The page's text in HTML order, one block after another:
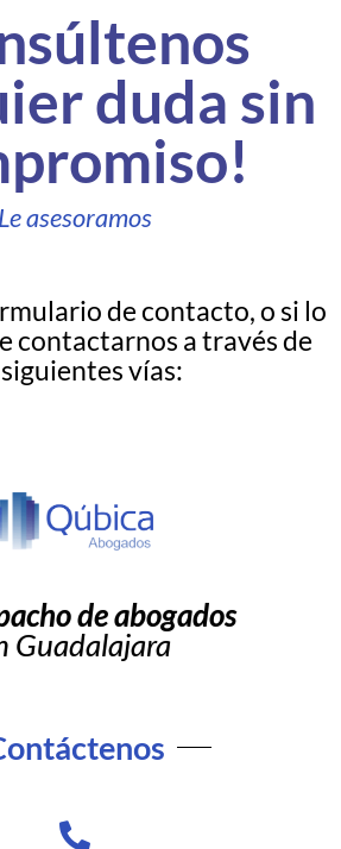
duda sin
Le asesoramos
de contacto,o si lo
contactarnos a través de
vías:
de abogados
Guadalajara